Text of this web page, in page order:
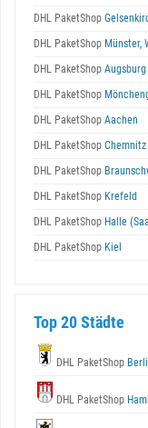
DHL PaketShop
DHL PaketShop Münster,
DHL PaketShop Augsburg
DHL PaketShop
DHL PaketShop Aachen
DHL PaketShop Chemnitz
DHL PaketShop
DHL PaketShop Krefeld
DHL PaketShop Halle
DHL PaketShop Kiel
Top 20 Städte
DHL PaketShop
DHL PaketShop